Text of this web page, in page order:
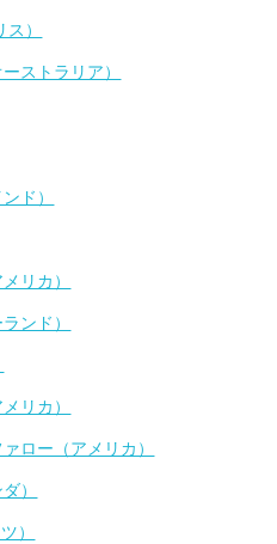
）
ストラリア）
ド）
リカ）
ンド）
リカ）
ロー（アメリカ）
）
）